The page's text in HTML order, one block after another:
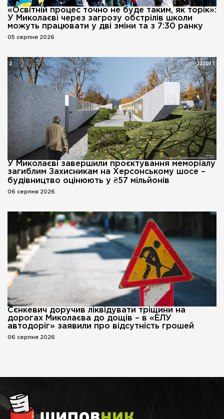
«Освітній процес точно не буде таким, як торік»:
У Миколаєві через загрозу обстрілів школи
можуть працювати у дві зміни та з 7:30 ранку
05 серпня 2026
У Миколаєві завершили проєктування меморіалу
загиблим Захисникам на Херсонському шосе –
будівництво оцінюють у ₴57 мільйонів
06 серпня 2026
Сєнкевич доручив ліквідувати тріщини на
дорогах Миколаєва до дощів – в «ЕЛУ
автодоріг» заявили про відсутність грошей
06 серпня 2026